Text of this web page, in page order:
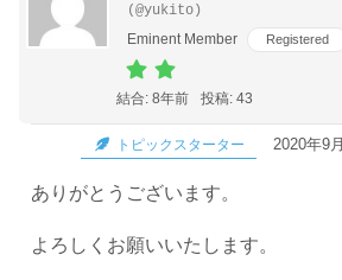
(@yukito)
Eminent Member
Registered
結合: 8年前 投稿: 43
トピックスターター 2020年9
ありがとうございます。
よろしくお願いいたします。